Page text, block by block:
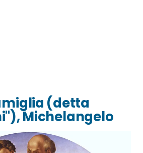
(detta
Michelangelo